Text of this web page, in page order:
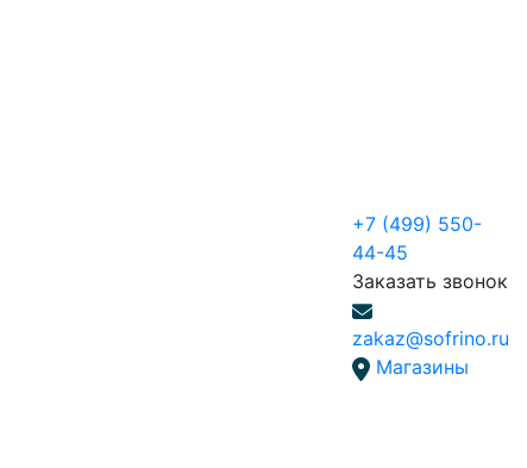
+7 (499) 550-
44-45
Заказать звонок
zakaz@sofrino.ru
Магазины